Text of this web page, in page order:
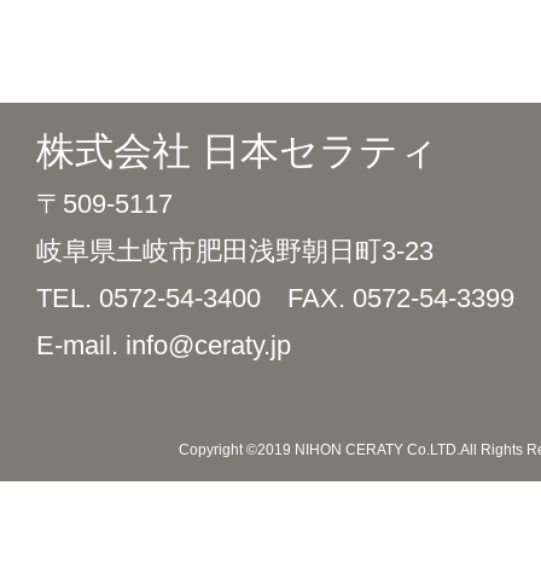
株式会社 日本セラティ
〒509-5117
岐阜県土岐市肥田浅野朝日町3-23
TEL. 0572-54-3400 FAX. 0572-54-3399
E-mail. info@ceraty.jp
Copyright ©2019 NIHON CERATY Co.LTD.All Rights